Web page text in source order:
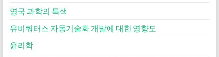
영국 과학의 특색
유비쿼터스 자동기술화 개발에 대한 영향도
윤리학